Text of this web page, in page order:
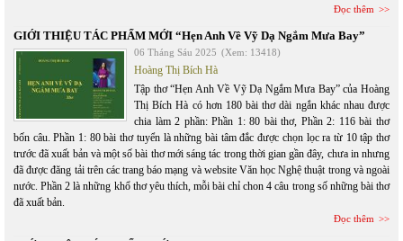
Đọc thêm
GIỚI THIỆU TÁC PHẨM MỚI “Hẹn Anh Về Vỹ Dạ Ngắm Mưa Bay”
06 Tháng Sáu 2025 (Xem: 13418)
Hoàng Thị Bích Hà
Tập thơ “Hẹn Anh Về Vỹ Dạ Ngắm Mưa Bay” của Hoàng
Thị Bích Hà có hơn 180 bài thơ dài ngắn khác nhau được
chia làm 2 phần: Phần 1: 80 bài thơ, Phần 2: 116 bài thơ
bốn câu. Phần 1: 80 bài thơ tuyển là những bài tâm đắc được chọn lọc ra từ 10 tập thơ
trước đã xuất bản và một số bài thơ mới sáng tác trong thời gian gần đây, chưa in nhưng
đã được đăng tải trên các trang báo mạng và website Văn học Nghệ thuật trong và ngoài
nước. Phần 2 là những khổ thơ yêu thích, mỗi bài chỉ chon 4 câu trong số những bài thơ
đã xuất bản.
Đọc thêm